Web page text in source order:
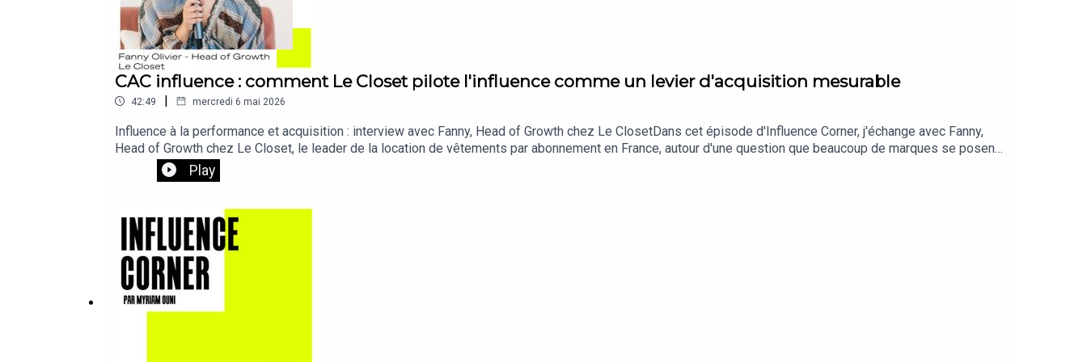
CAC influence : comment Le Closet pilote l'influence comme un levier d'acquisition mesurable
42:49 | mercredi 6 mai 2026
Influence à la performance et acquisition : interview avec Fanny, Head of Growth chez Le ClosetDans cet épisode d'Influence Corner, j'échange avec Fanny,
Head of Growth chez Le Closet, le leader de la location de vêtements par abonnement en France, autour d'une question que beaucoup de marques se posent
sans oser y répondre : peut-on vraiment piloter l'influence comme un canal d'acquisition à part entière ?CAC influence, sélection de profils, gifting, UGC, droits
de médiatisation, stratégie TikTok vs Instagram : ensemble, nous décryptons comment Le Closet a transformé une stratégie influence désorganisée en levier
écouter sans modération ! Et si l'épisode vous a plu, laissez-nous un petit avis ⭐⭐⭐⭐⭐.Besoin de poser les bases de votre stratégie d'influence ?
Échangeons ensemble autour de vos problématiques Vous voulez faire le point sur votre stratégie d'influence ? Optez pour un audit d'influence. Vous voulez
établir votre stratégie en seulement 10 jours ? Optez pour une recommandation stratégique.
Play